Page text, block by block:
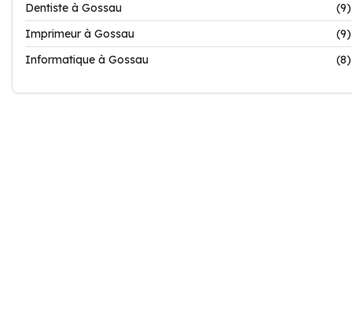
Dentiste à Gossau
(9)
Imprimeur à Gossau
(9)
Informatique à Gossau
(8)